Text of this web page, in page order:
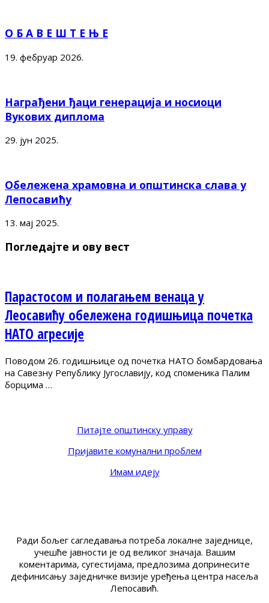
О Б А В Е Ш Т Е Њ Е
19. фебруар 2026.
Награђени ђаци генерација и носиоци
Вукових диплома
29. јун 2025.
Обележена храмовна и општинска слава у
Лепосавићу
13. мај 2025.
Погледајте и ову вест
Парастосом и полагањем венаца у
Леосавићу обележена годишњица почетка
НАТО агресије
Поводом 26. годишњице од почетка НАТО бомбардовања
на Савезну Републику Југославију, код споменика Палим
борцима …
Питајте општинску управу
Пријавите комунални проблем
Имам идеју
Ради бољег сагледавања потреба локалне заједнице,
учешће јавности је од великог значаја. Вашим
коментарима, сугестијама, предлозима допринесите
дефинисању заједничке визије уређења центра насеља
Лепосавић.